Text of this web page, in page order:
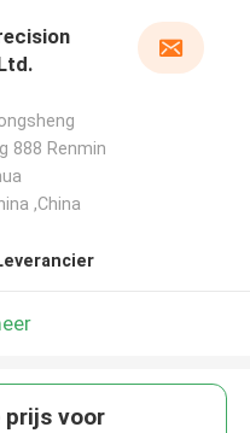
888 Renmin
,China
prijs voor